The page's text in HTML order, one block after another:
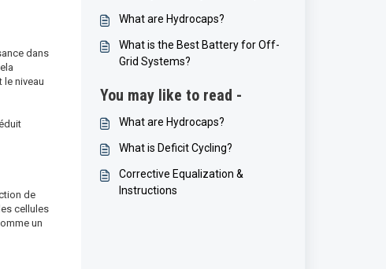
dans
le niveau
de
cellules
un
What are Hydrocaps?
What is the Best Battery for Off-
Grid Systems?
You may like to read -
What are Hydrocaps?
What is Deficit Cycling?
Corrective Equalization &
Instructions